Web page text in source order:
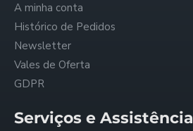
A minha conta
Histórico de Pedidos
Newsletter
Vales de Oferta
GDPR
Serviços e Assistência